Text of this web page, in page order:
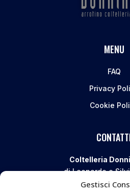
Gestisci
MENU
FAQ
Privacy
Cookie
Coltelleria
di Leonardo e
Via Giovanni Lanza, 70 –